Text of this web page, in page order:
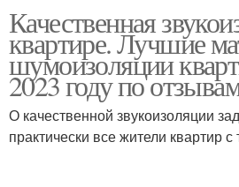
материалы
Качественная
квартире. Лучшие
шумоизоляции
2023 году по
О качественной звукоизоляции
практически все жители квартир